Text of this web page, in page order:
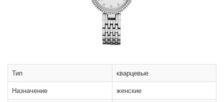
Тип
кварцевые
Назначение
женские